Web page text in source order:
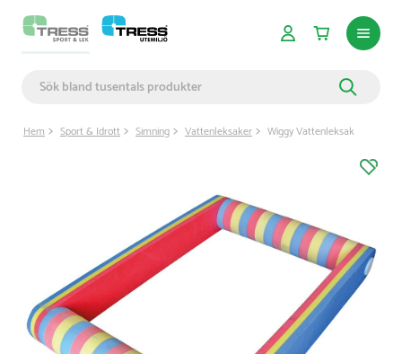
Hem Sport & Idrott Simning Vattenleksaker Wiggy Vattenleksak